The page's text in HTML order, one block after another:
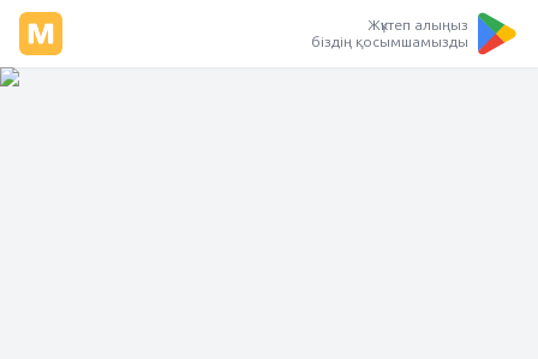
Жүктеп алыңыз
біздің қосымшамызды